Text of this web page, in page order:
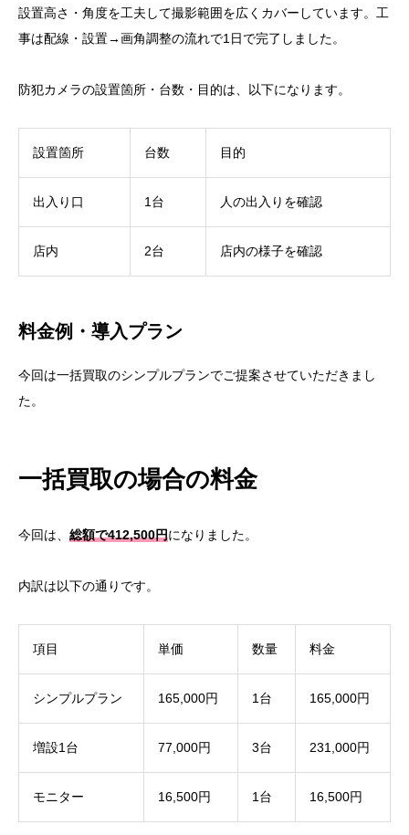
設置高さ・角度を工夫して撮影範囲を広くカバーしています。工
事は配線・設置→画角調整の流れで1日で完了しました。
防犯カメラの設置箇所・台数・目的は、以下になります。
設置箇所 台数 目的
出入り口 1台 人の出入りを確認
店内 2台 店内の様子を確認
料金例・導入プラン
今回は一括買取のシンプルプランでご提案させていただきまし
た。
一括買取の場合の料金
今回は、 総額で412,500円になりました。
内訳は以下の通りです。
項目 単価 数量 料金
シンプルプラン 165,000円 1台 165,000円
増設1台 77,000円 3台 231,000円
モニター 16,500円 1台 16,500円
目次
発生していた課題
当社の提案